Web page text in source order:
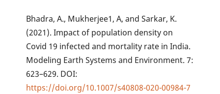
Bhadra, A., Mukherjee1, A, and Sarkar, K.
(2021). Impact of population density on
Covid 19 infected and mortality rate in India.
Modeling Earth Systems and Environment. 7:
623–629. DOI:
https://doi.org/10.1007/s40808-020-00984-7